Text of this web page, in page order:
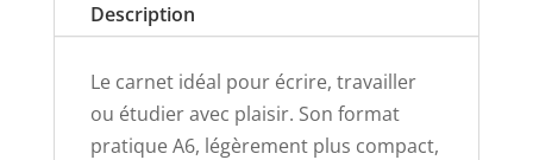
Description
Le carnet idéal pour écrire, travailler
ou étudier avec plaisir. Son format
pratique A6, légèrement plus compact,